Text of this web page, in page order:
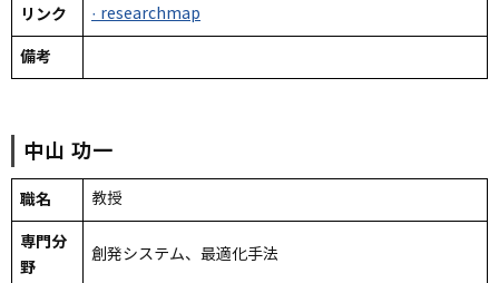
リンク · researchmap
備考
中山 功一
職名 教授
専門分
野
創発システム、最適化手法